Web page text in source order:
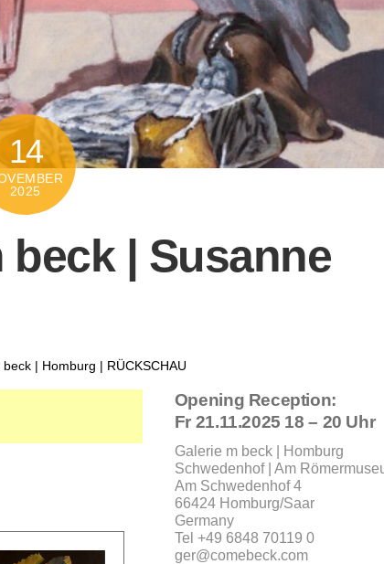
14
2025
| Susanne
| Homburg | RÜCKSCHAU
Opening Reception:
Fr 21.11.2025 18 – 20 Uhr
Galerie m beck | Homburg
Schwedenhof | Am
Am Schwedenhof 4
66424 Homburg/Saar
Germany
Tel +49 6848 70119 0
ger@comebeck.com